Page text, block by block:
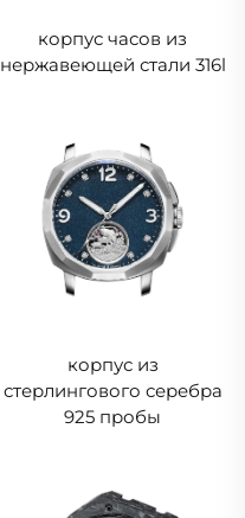
корпус часов из
нержавеющей стали 316l
корпус из
стерлингового серебра
925 пробы